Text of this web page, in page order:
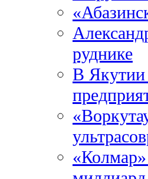
руднике
В Якутии